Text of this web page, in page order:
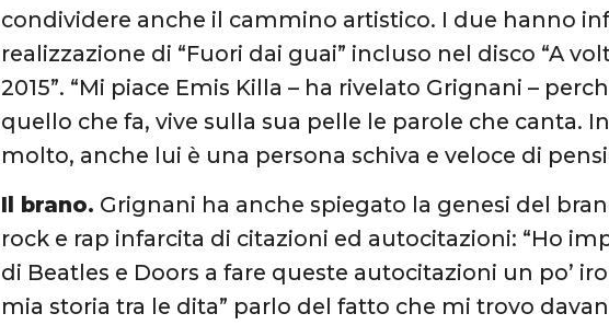
condividere anche il cammino artistico. I due hanno
realizzazione di “Fuori dai guai” incluso nel disco “A
2015”. “Mi piace Emis Killa – ha rivelato Grignani –
quello che fa, vive sulla sua pelle le parole che canta.
molto, anche lui è una persona schiva e veloce di
Il brano. Grignani ha anche spiegato la genesi del
rock e rap infarcita di citazioni ed autocitazioni: “Ho
di Beatles e Doors a fare queste autocitazioni un po’
mia storia tra le dita” parlo del fatto che mi trovo